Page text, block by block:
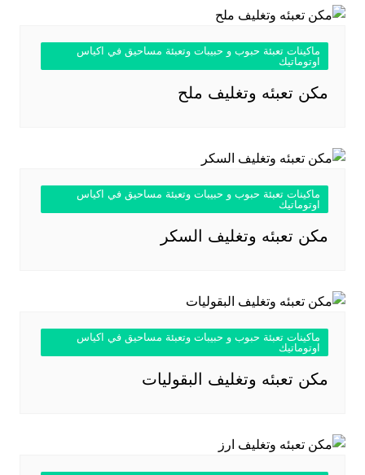
ماكينات تعبئة حبوب و حبيبات وتعبئة مساحيق في اكياس
اوتوماتيك
مكن تعبئه وتغليف ملح
ماكينات تعبئة حبوب و حبيبات وتعبئة مساحيق في اكياس
اوتوماتيك
مكن تعبئه وتغليف السكر
ماكينات تعبئة حبوب و حبيبات وتعبئة مساحيق في اكياس
اوتوماتيك
مكن تعبئه وتغليف البقوليات